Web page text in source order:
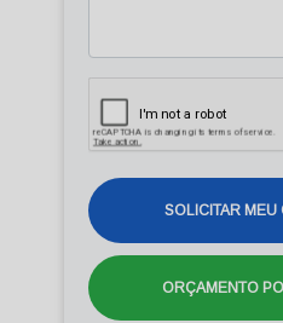
SOLICITAR MEU
ORÇAMENTO